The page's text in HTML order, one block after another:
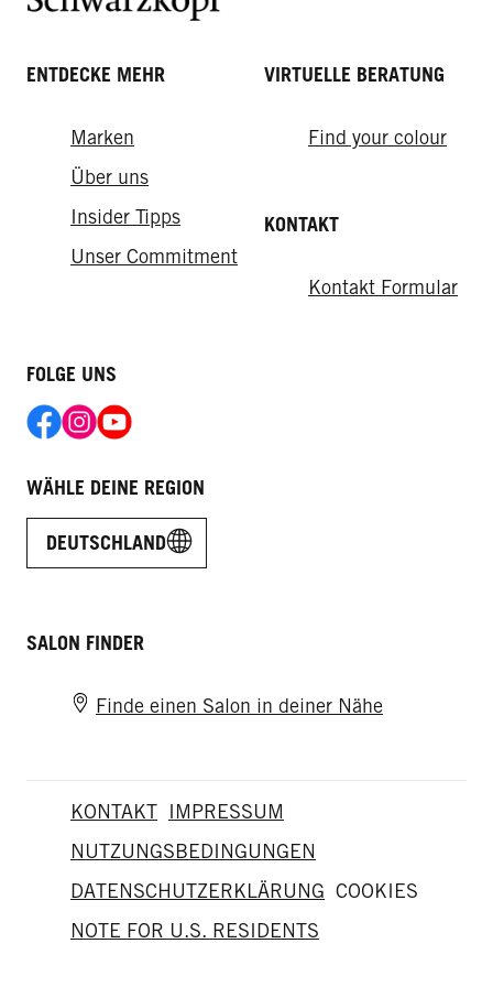
ENTDECKE MEHR
Marken
Über uns
Insider Tipps
Unser Commitment
VIRTUELLE BERATUNG
Find your colour
KONTAKT
Kontakt Formular
FOLGE UNS
WÄHLE DEINE REGION
DEUTSCHLAND
SALON FINDER
Finde einen Salon in deiner Nähe
KONTAKT IMPRESSUM
NUTZUNGSBEDINGUNGEN
DATENSCHUTZERKLÄRUNG COOKIES
NOTE FOR U.S. RESIDENTS